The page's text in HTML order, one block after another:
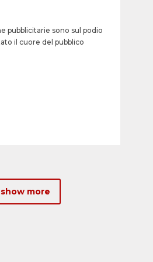
pubblicitarie sono sul podio
il cuore del pubblico
show more